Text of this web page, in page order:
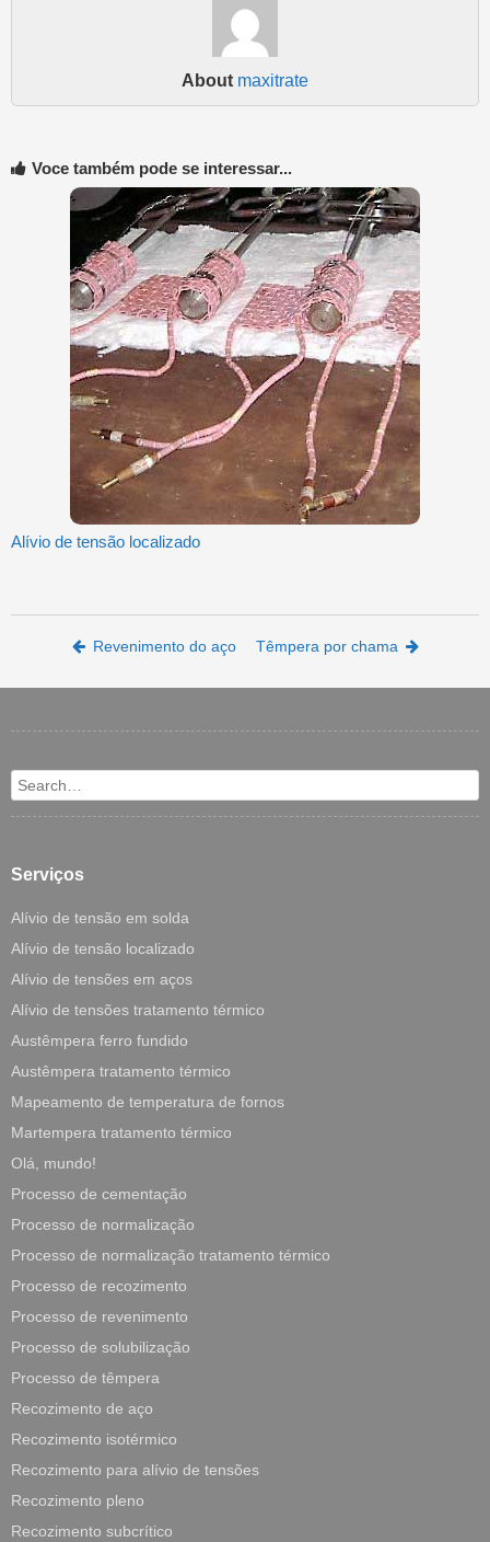
About maxitrate
Voce também pode se interessar...
Alívio de tensão localizado
Post navigation
Revenimento do aço Têmpera por chama
Search
Serviços
Alívio de tensão em solda
Alívio de tensão localizado
Alívio de tensões em aços
Alívio de tensões tratamento térmico
Austêmpera ferro fundido
Austêmpera tratamento térmico
Mapeamento de temperatura de fornos
Martempera tratamento térmico
Olá, mundo!
Processo de cementação
Processo de normalização
Processo de normalização tratamento térmico
Processo de recozimento
Processo de revenimento
Processo de solubilização
Processo de têmpera
Recozimento de aço
Recozimento isotérmico
Recozimento para alívio de tensões
Recozimento pleno
Recozimento subcrítico